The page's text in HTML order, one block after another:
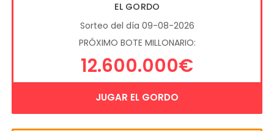
EL GORDO
Sorteo del día 09-08-2026
PRÓXIMO BOTE MILLONARIO:
12.600.000€
JUGAR EL GORDO